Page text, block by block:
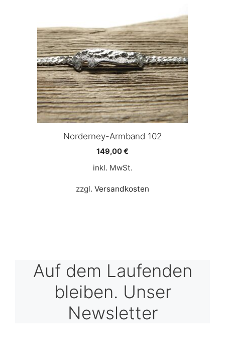
Norderney-Armband 102
149,00€
inkl. MwSt.
zzgl. Versandkosten
Auf dem Laufenden
bleiben. Unser
Newsletter